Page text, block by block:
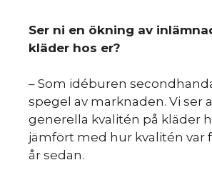
Ser ni en ökning av
kläder hos er?
– Som idéburen
spegel av marknaden. Vi ser
generella kvalitén på kläder
jämfört med hur kvalitén var
år sedan.